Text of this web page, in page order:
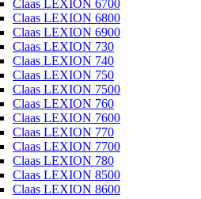
Claas LEXION 6700
Claas LEXION 6800
Claas LEXION 6900
Claas LEXION 730
Claas LEXION 740
Claas LEXION 750
Claas LEXION 7500
Claas LEXION 760
Claas LEXION 7600
Claas LEXION 770
Claas LEXION 7700
Claas LEXION 780
Claas LEXION 8500
Claas LEXION 8600